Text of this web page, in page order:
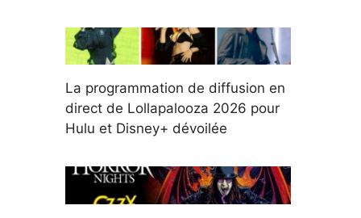
La programmation de diffusion en
direct de Lollapalooza 2026 pour
Hulu et Disney+ dévoilée